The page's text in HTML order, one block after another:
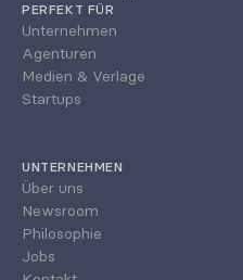
PERFEKT FÜR
Unternehmen
Agenturen
Medien & Verlage
Startups
UNTERNEHMEN
Über uns
Newsroom
Philosophie
Jobs